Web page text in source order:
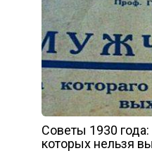
Советы 1930
которых нельзя